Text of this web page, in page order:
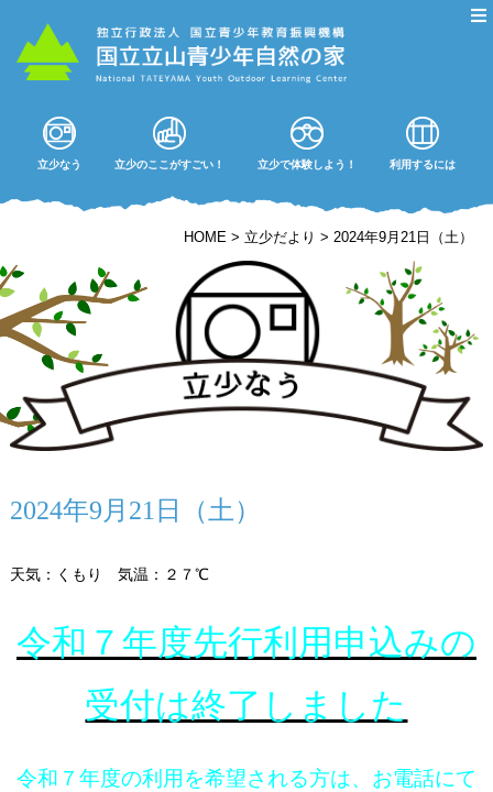
立少なう 立少のここがすごい！ 立少で体験しよう！ 利用するには
HOME > 立少だより >2024年9月21日（土）
2024年9月21日（土）
天気：くもり 気温：２７℃
令和７年度先行利用申込みの
受付は終了しました
令和７年度の利用を希望される方は、お電話にて